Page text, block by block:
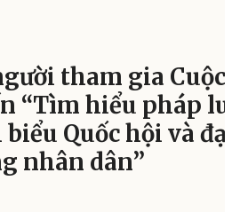
tham gia Cuộc
“Tìm hiểu pháp
biểu Quốc hội và
nhân dân”